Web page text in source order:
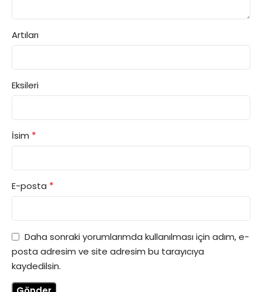
Artıları
Eksileri
İsim *
E-posta *
Daha sonraki yorumlarımda kullanılması için adım, e-
posta adresim ve site adresim bu tarayıcıya
kaydedilsin.